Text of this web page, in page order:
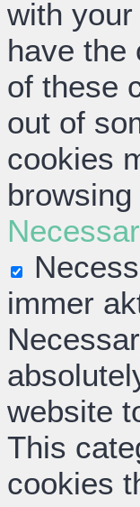
with
have the
of these
out of
cookies
immer
website
This
cookies